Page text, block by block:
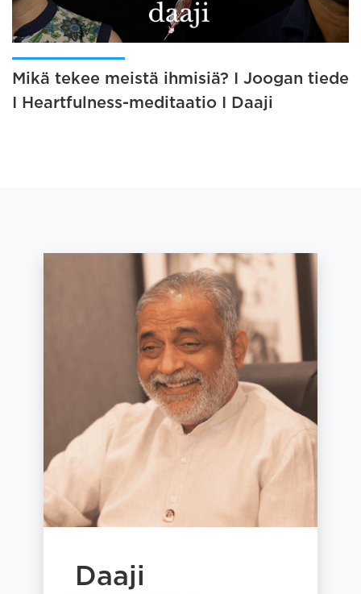
Mikä tekee meistä ihmisiä? I Joogan tiede
I Heartfulness-meditaatio I Daaji
Daaji